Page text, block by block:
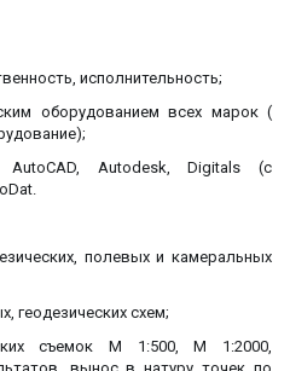
исполнительность;
оборудованием всех марок (
AutoCAD, Autodesk, Digitals (с
полевых и камеральных
геодезических схем;
съемок М 1:500, М 1:2000,